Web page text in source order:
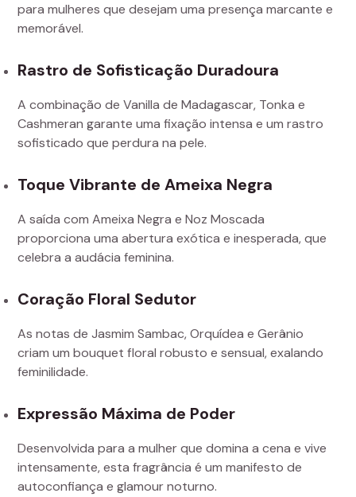
para mulheres que desejam uma presença marcante e
memorável.
Rastro de Sofisticação Duradoura
A combinação de Vanilla de Madagascar, Tonka e
Cashmeran garante uma fixação intensa e um rastro
sofisticado que perdura na pele.
Toque Vibrante de Ameixa Negra
A saída com Ameixa Negra e Noz Moscada
proporciona uma abertura exótica e inesperada, que
celebra a audácia feminina.
Coração Floral Sedutor
As notas de Jasmim Sambac, Orquídea e Gerânio
criam um bouquet floral robusto e sensual, exalando
feminilidade.
Expressão Máxima de Poder
Desenvolvida para a mulher que domina a cena e vive
intensamente, esta fragrância é um manifesto de
autoconfiança e glamour noturno.